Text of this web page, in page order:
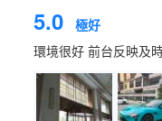
5.0
極好
環境很好 前台反映及